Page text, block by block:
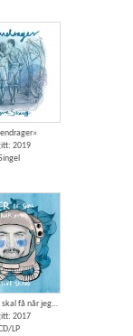
2019
«Sanger du skal få når jeg dør»
2017
LP